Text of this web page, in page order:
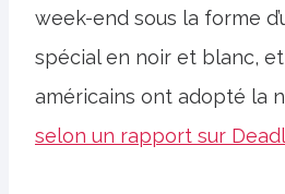
week-end sous la forme
spécial en noir et blanc,
américains ont adopté la
selon un rapport sur